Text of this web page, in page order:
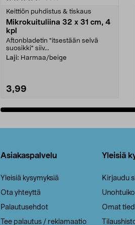
Keittiön puhdistus & tiskaus
Mikrokuituliina 32 x 31 cm, 4
kpl
Aftonbladetin "itsestään selvä
suosikki" siiv...
Laji: Harmaa/beige
3,99
Asiakaspalvelu
Yleisiä kysymyksiä
Ota yhteyttä
Palautusehdot
Tee palautus / reklamaatio
Yleisiä
Kirjaudu
Omat